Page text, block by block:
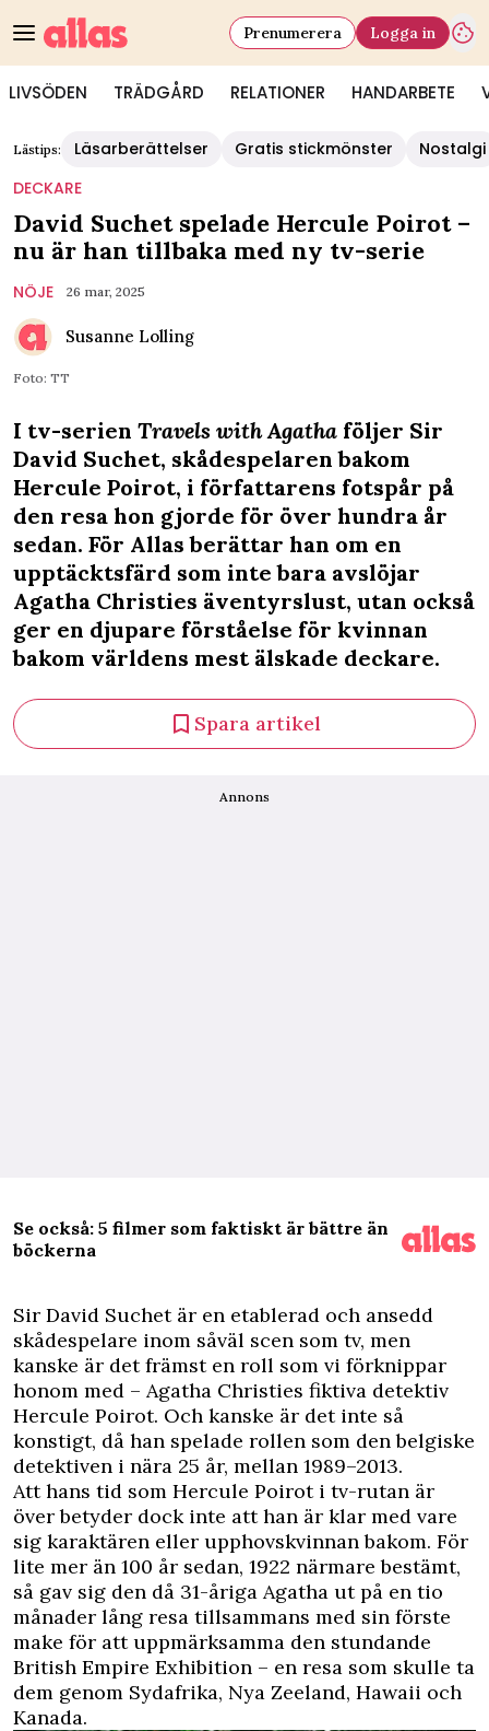
LIVSÖDEN TRÄDGÅRD RELATIONER HANDARBETE
Prenumerera Logga in
Lästips: Läsarberättelser Gratis stickmönster
Nostalgi
DECKARE
David Suchet spelade Hercule Poirot –
nu är han tillbaka med ny tv-serie
NÖJE 26 mar, 2025
Susanne Lolling
Foto: TT
I tv-serien Travels with Agatha följer Sir
David Suchet, skådespelaren bakom
Hercule Poirot, i författarens fotspår på
den resa hon gjorde för över hundra år
sedan. För Allas berättar han om en
upptäcktsfärd som inte bara avslöjar
Agatha Christies äventyrslust, utan också
ger en djupare förståelse för kvinnan
bakom världens mest älskade deckare.
Spara artikel
Annons
Se också: 5 filmer som faktiskt är bättre än
böckerna
Sir David Suchet är en etablerad och ansedd
skådespelare inom såväl scen som tv, men
kanske är det främst en roll som vi förknippar
honom med – Agatha Christies fiktiva detektiv
Hercule Poirot. Och kanske är det inte så
konstigt, då han spelade rollen som den belgiske
detektiven i nära 25 år, mellan 1989–2013.
Att hans tid som Hercule Poirot i tv-rutan är
över betyder dock inte att han är klar med vare
sig karaktären eller upphovskvinnan bakom. För
lite mer än 100 år sedan, 1922 närmare bestämt,
så gav sig den då 31-åriga Agatha ut på en tio
månader lång resa tillsammans med sin förste
make för att uppmärksamma den stundande
British Empire Exhibition – en resa som skulle ta
dem genom Sydafrika, Nya Zeeland, Hawaii och
Kanada.